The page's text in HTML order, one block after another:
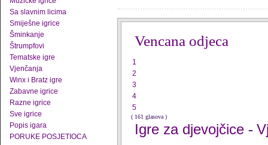
Sa slavnim licima
Smiješne igrice
Šminkanje
Štrumpfovi
Tematske igre
Vjenčanja
Winx i Bratz igre
Zabavne igrice
Razne igrice
Sve igrice
Popis igara
PORUKE POSJETIOCA
Vencana odjeca
1
2
3
4
5
( 161 glasova )
Igre za djevojčice -